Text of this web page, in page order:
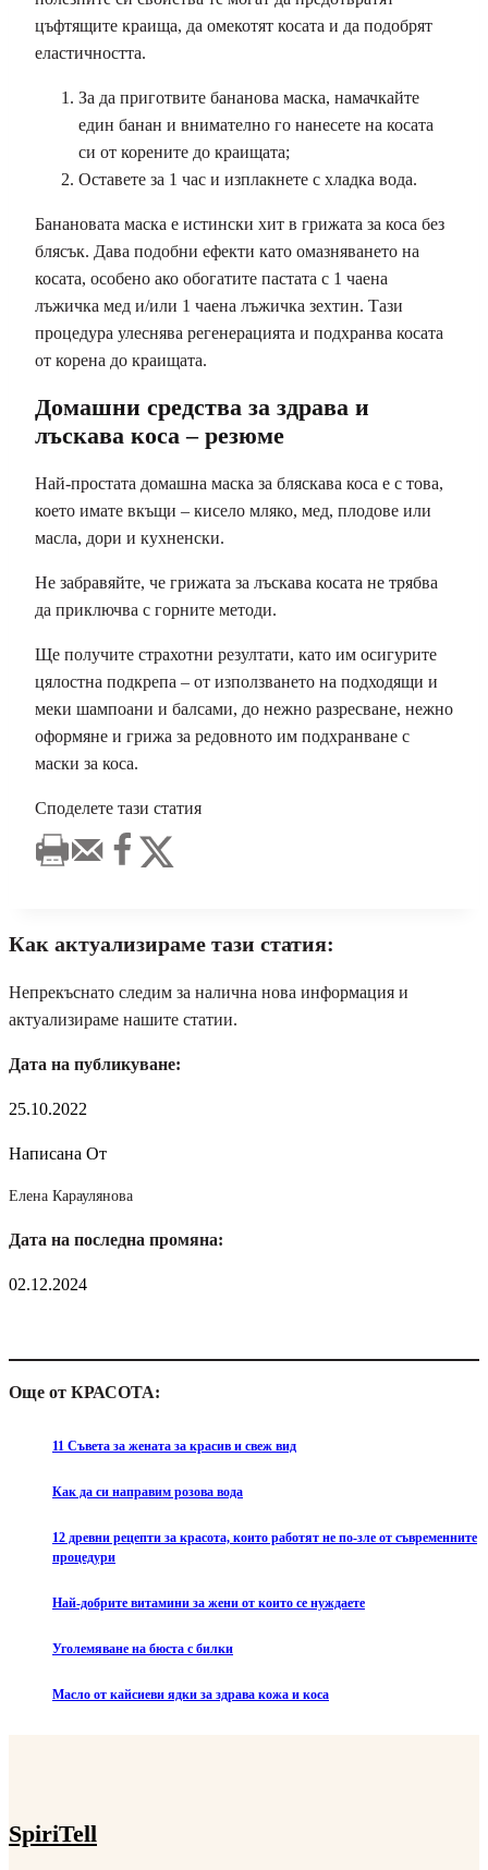
цъфтящите краища, да омекотят косата и да подобрят
еластичността.
За да приготвите бананова маска, намачкайте
един банан и внимателно го нанесете на косата
си от корените до краищата;
Оставете за 1 час и изплакнете с хладка вода.
Банановата маска е истински хит в грижата за коса без
блясък. Дава подобни ефекти като омазняването на
косата, особено ако обогатите пастата с 1 чаена
лъжичка мед и/или 1 чаена лъжичка зехтин. Тази
процедура улеснява регенерацията и подхранва косата
от корена до краищата.
Домашни средства за здрава и
лъскава коса – резюме
Най-простата домашна маска за бляскава коса е с това,
което имате вкъщи – кисело мляко, мед, плодове или
масла, дори и кухненски.
Не забравяйте, че грижата за лъскава косата не трябва
да приключва с горните методи.
Ще получите страхотни резултати, като им осигурите
цялостна подкрепа – от използването на подходящи и
меки шампоани и балсами, до нежно разресване, нежно
оформяне и грижа за редовното им подхранване с
маски за коса.
Споделете тази статия
Как актуализираме тази статия:
Непрекъснато следим за налична нова информация и
актуализираме нашите статии.
Дата на публикуване:
25.10.2022
Написана От
Елена Караулянова
Дата на последна промяна:
02.12.2024
Още от КРАСОТА:
11 Съвета за жената за красив и свеж вид
Как да си направим розова вода
12 древни рецепти за красота, които работят не по-зле от съвременните
процедури
Най-добрите витамини за жени от които се нуждаете
Уголемяване на бюста с билки
Масло от кайсиеви ядки за здрава кожа и коса
SpiriTell